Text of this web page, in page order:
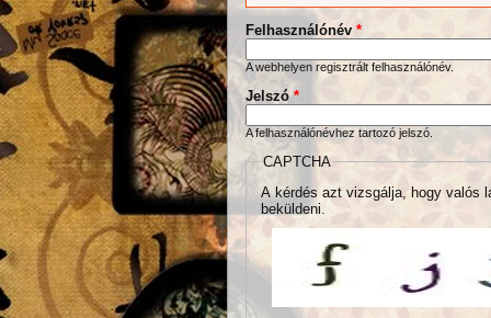
Felhasználónév *
A webhelyen regisztrált felhasználónév.
Jelszó*
A felhasználónévhez tartozó jelszó.
CAPTCHA
A kérdés azt vizsgálja, hogy valós
beküldeni.